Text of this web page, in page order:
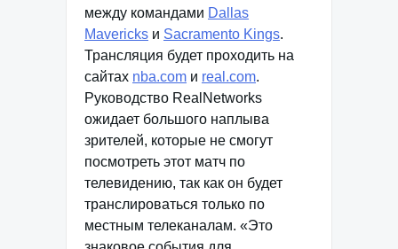
между командами Dallas
Mavericks и Sacramento Kings.
Трансляция будет проходить на
сайтах nba.com и real.com.
Руководство RealNetworks
ожидает большого наплыва
зрителей, которые не смогут
посмотреть этот матч по
телевидению, так как он будет
транслироваться только по
местным телеканалам. «Это